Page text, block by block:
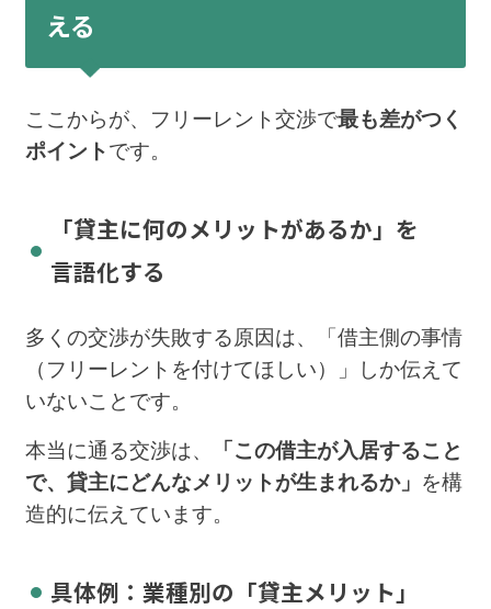
える
ここからが、フリーレント交渉で最も差がつく
ポイントです。
「貸主に何のメリットがあるか」を
言語化する
多くの交渉が失敗する原因は、「借主側の事情
（フリーレントを付けてほしい）」しか伝えて
いないことです。
本当に通る交渉は、
「この借主が入居すること
で、貸主にどんなメリットが生まれるか」 を構
造的に伝えています。
具体例：業種別の「貸主メリット」